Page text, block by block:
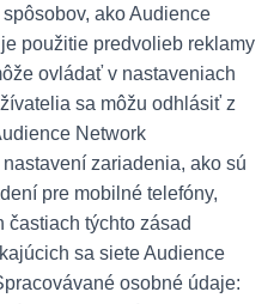
ako Audience
použitie predvolieb reklamy
ovládať v nastaveniach
sa môžu odhlásiť z
Network
zariadenia, ako sú
pre mobilné telefóny,
týchto zásad
sa siete Audience
osobné údaje: